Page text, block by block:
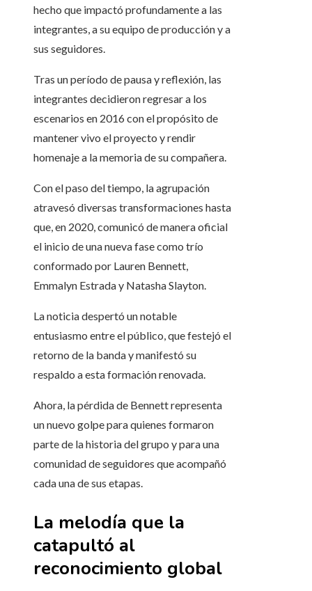
hecho que impactó profundamente a las
integrantes, a su equipo de producción y a
sus seguidores.
Tras un período de pausa y reflexión, las
integrantes decidieron regresar a los
escenarios en 2016 con el propósito de
mantener vivo el proyecto y rendir
homenaje a la memoria de su compañera.
Con el paso del tiempo, la agrupación
atravesó diversas transformaciones hasta
que, en 2020, comunicó de manera oficial
el inicio de una nueva fase como trío
conformado por Lauren Bennett,
Emmalyn Estrada y Natasha Slayton.
La noticia despertó un notable
entusiasmo entre el público, que festejó el
retorno de la banda y manifestó su
respaldo a esta formación renovada.
Ahora, la pérdida de Bennett representa
un nuevo golpe para quienes formaron
parte de la historia del grupo y para una
comunidad de seguidores que acompañó
cada una de sus etapas.
La melodía que la
catapultó al
reconocimiento global